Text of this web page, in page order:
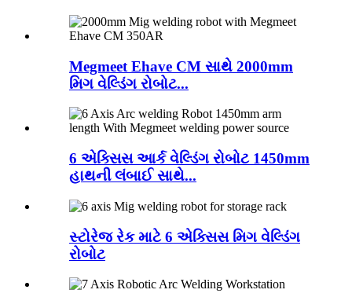
Megmeet Ehave CM સાથે 2000mm
મિગ વેલ્ડિંગ રોબોટ...
6 એક્સિસ આર્ક વેલ્ડિંગ રોબોટ 1450mm
હાથની લંબાઈ સાથે...
સ્ટોરેજ રેક માટે 6 એક્સિસ મિગ વેલ્ડિંગ
રોબોટ